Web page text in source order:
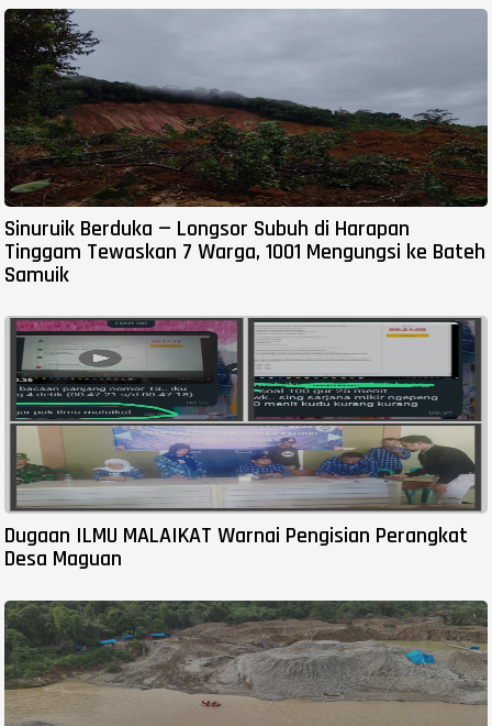
Sinuruik Berduka — Longsor Subuh di Harapan
Tinggam Tewaskan 7 Warga, 1001 Mengungsi ke Bateh
Samuik
Dugaan ILMU MALAIKAT Warnai Pengisian Perangkat
Desa Maguan